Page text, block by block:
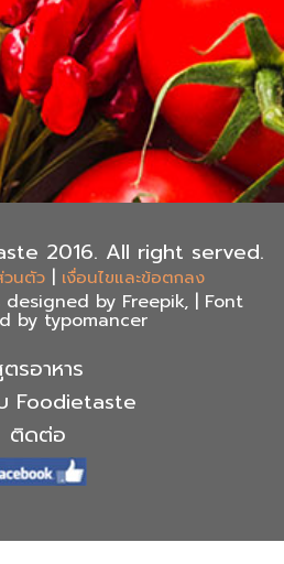
2016. All right served.
วนตัว | เงื่อนไขและข้อตกลง
by Freepik, | Font
by typomancer
รอาหาร
Foodietaste
ติดต่อ